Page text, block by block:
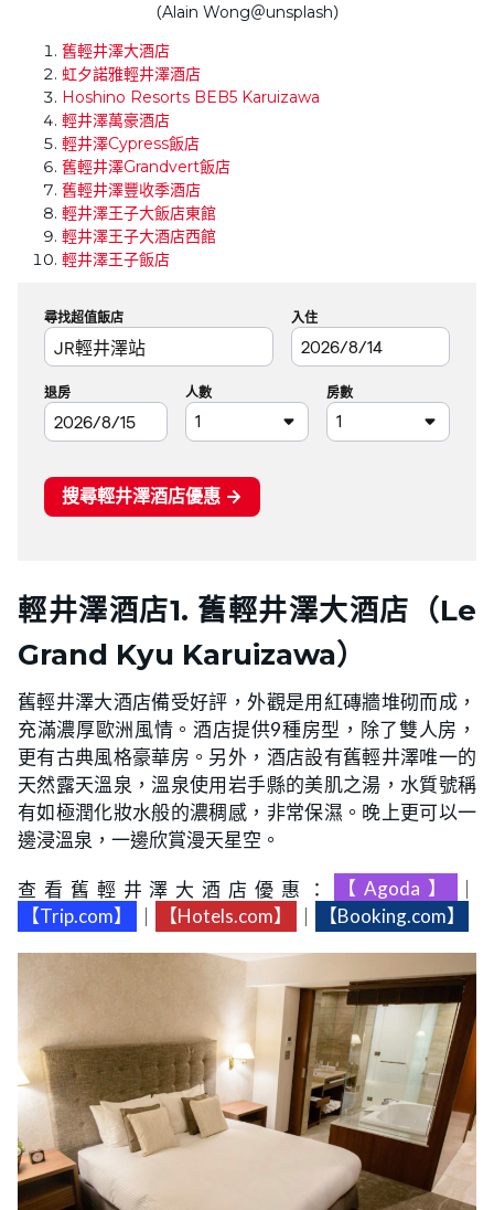
（Alain Wong＠unsplash）
舊輕井澤大酒店
虹夕諾雅輕井澤酒店
Hoshino Resorts BEB5 Karuizawa
輕井澤萬豪酒店
輕井澤Cypress飯店
舊輕井澤Grandvert飯店
舊輕井澤豐收季酒店
輕井澤王子大飯店東館
輕井澤王子大酒店西館
輕井澤王子飯店
輕井澤酒店1. 舊輕井澤大酒店（Le
Grand Kyu Karuizawa）
舊輕井澤大酒店備受好評，外觀是用紅磚牆堆砌而成，
充滿濃厚歐洲風情。酒店提供9種房型，除了雙人房，
更有古典風格豪華房。另外，酒店設有舊輕井澤唯一的
天然露天溫泉，溫泉使用岩手縣的美肌之湯，水質號稱
有如極潤化妝水般的濃稠感，非常保濕。晚上更可以一
邊浸溫泉，一邊欣賞漫天星空。
查看舊輕井澤大酒店優惠： 【Agoda】
【Trip.com】
【Hotels.com】 【Booking.com】